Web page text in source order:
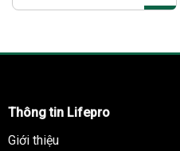
Thông tin Lifepro
Giới thiệu